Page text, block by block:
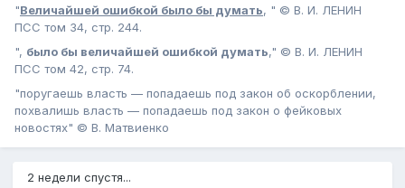
"Величайшей ошибкой было бы думать, " © В. И. ЛЕНИН
ПСС том 34, стр. 244.
", было бы величайшей ошибкой думать," © В. И. ЛЕНИН
ПСС том 42, стр. 74.
"поругаешь власть — попадаешь под закон об оскорблении,
похвалишь власть — попадаешь под закон о фейковых
новостях" © В. Матвиенко
2 недели спустя...